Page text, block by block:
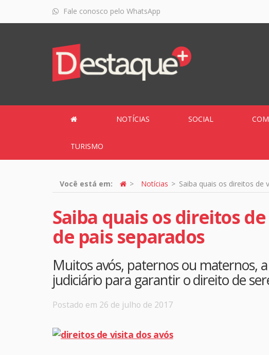
Fale conosco pelo WhatsApp
NOTÍCIAS SOCIAL
TURISMO
Você está em: Notícias Saiba quais os direitos de
Saiba quais os direitos
de pais separados
Muitos avós, paternos ou maternos,
judiciário para garantir o direito de
Postado em 26 de julho de 2017